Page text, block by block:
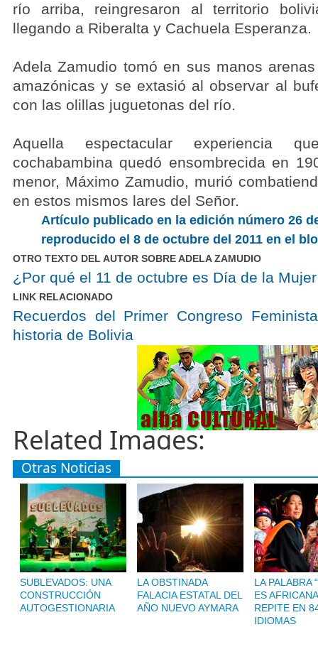
río arriba, reingresaron al territorio
llegando a Riberalta y Cachuela Esperanza.
Adela Zamudio tomó en sus manos
amazónicas y se extasió al observar al
con las olillas juguetonas del río.
Aquella espectacular experiencia
cochabambina quedó ensombrecida en
menor, Máximo Zamudio, murió
en estos mismos lares del Señor.
Artículo publicado en la edición número 26
reproducido el 8 de octubre del 2011 en el
OTRO TEXTO DEL AUTOR SOBRE ADELA ZAMUDIO
¿Por qué el 11 de octubre es Día de la
LINK RELACIONADO
Recuerdos del Primer Congreso
historia de Bolivia
Related Images:
Otras Noticias
SUBLEVADOS: UNA
CONSTRUCCIÓN
AUTOGESTIONARIA
LA OBSTINADA
FALACIA ESTATAL DEL
AÑO NUEVO AYMARA
LA PALABRA
ES
REPITE EN
IDIOMAS